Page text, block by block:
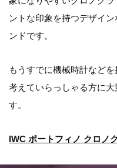
ントな印象を持つデザイ
ンドです。
もうすでに機械時計など
考えていらっしゃる方に
す。
IWC ポートフィノ クロノ